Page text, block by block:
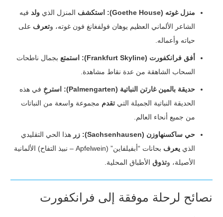
منزل غوته (Goethe House): استكشف المنزل الذي ولد فيه
الشاعر الألماني العظيم يوهان فولفغانغ فون غوته، وتعرف على
حياته وأعماله.
أفق فرانكفورت (Frankfurt Skyline): استمتع بجمال ناطحات
السحاب الشاهقة من عدة نقاط مشاهدة.
حديقة بالمين غارتن النباتية (Palmengarten): استرخِ في هذه
الحديقة النباتية الجميلة التي تقدم مجموعة واسعة من النباتات
من جميع أنحاء العالم.
حي ساكسنهاوزن (Sachsenhausen): زر هذا الحي التقليدي
الذي يعرف
بحانات “أبفيلفاين” (Apfelwein – نبيذ التفاح) الألمانية
الأصيلة، وتذوق الأطباق المحلية.
نصائح لرحلة موفقة إلى فرانكفورت